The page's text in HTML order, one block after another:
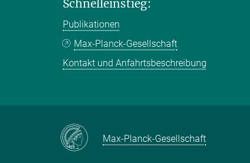
Schnelleinstieg:
Publikationen
Max-Planck-Gesellschaft
Kontakt und Anfahrtsbeschreibung
Max-Planck-Gesellschaft